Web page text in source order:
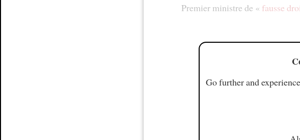
Premier ministre de « fausse
Go further and